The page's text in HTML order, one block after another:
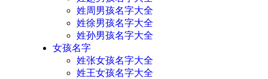
姓周男孩名字大全
姓徐男孩名字大全
姓孙男孩名字大全
女孩名字
姓张女孩名字大全
姓王女孩名字大全